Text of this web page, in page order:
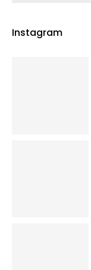
Instagram